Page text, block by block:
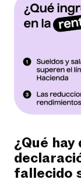
¿Qué
fallecido